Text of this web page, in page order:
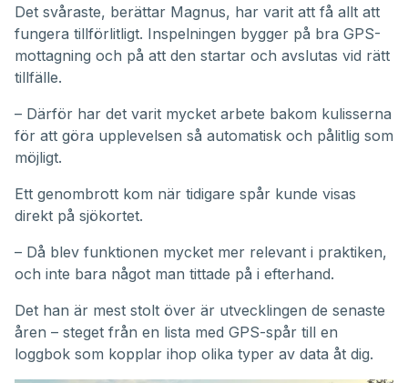
Det svåraste, berättar Magnus, har varit att få allt att
fungera tillförlitligt. Inspelningen bygger på bra GPS-
mottagning och på att den startar och avslutas vid rätt
tillfälle.
– Därför har det varit mycket arbete bakom kulisserna
för att göra upplevelsen så automatisk och pålitlig som
möjligt.
Ett genombrott kom när tidigare spår kunde visas
direkt på sjökortet.
– Då blev funktionen mycket mer relevant i praktiken,
och inte bara något man tittade på i efterhand.
Det han är mest stolt över är utvecklingen de senaste
åren – steget från en lista med GPS-spår till en
loggbok som kopplar ihop olika typer av data åt dig.